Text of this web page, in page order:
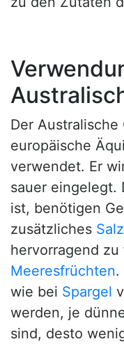
Der
europäische
verwendet. Er
sauer eingelegt.
ist, benötigen
zusätzliches Salz
hervorragend zu
Meeresfrüchten.
wie bei Spargel
werden, je
sind, desto